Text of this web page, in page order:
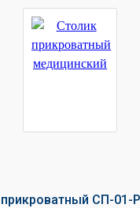
прикроватный СП-